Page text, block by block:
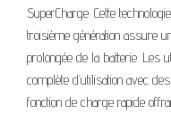
SuperCharge. Cette
troisième génération assure
prolongée de la batterie. Les
complète d’utilisation avec
fonction de charge rapide